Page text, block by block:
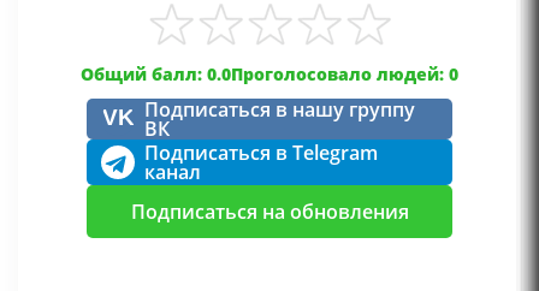
Общий балл: 0.0Проголосовало людей: 0
VK Подписаться в нашу группу
ВК
Подписаться в Telegram
канал
Подписаться на обновления